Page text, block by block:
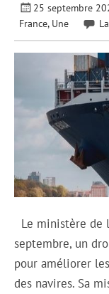
25 septembre
France, Une
Le ministère de
septembre, un
pour améliorer
des navires. Sa